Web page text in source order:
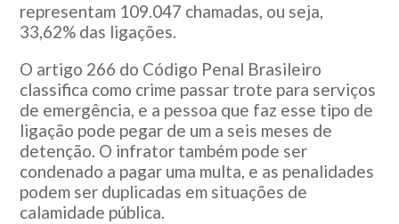
representam 109.047 chamadas, ou seja,
33,62% das ligações.
O artigo 266 do Código Penal Brasileiro
classifica como crime passar trote para serviços
de emergência, e a pessoa que faz esse tipo de
ligação pode pegar de um a seis meses de
detenção. O infrator também pode ser
condenado a pagar uma multa, e as penalidades
podem ser duplicadas em situações de
calamidade pública.